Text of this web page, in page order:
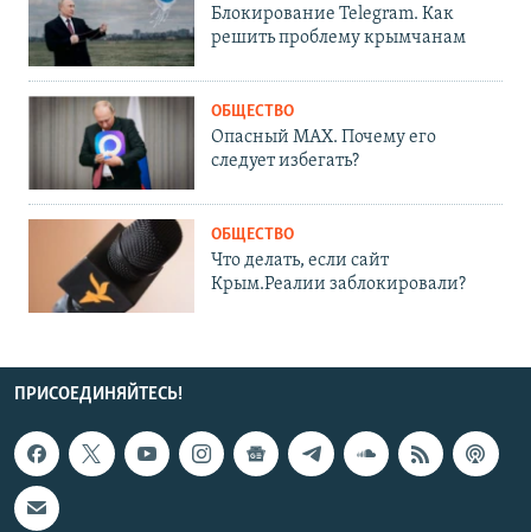
Блокирование Telegram. Как
решить проблему крымчанам
ОБЩЕСТВО
Опасный MAX. Почему его
следует избегать?
ОБЩЕСТВО
Что делать, если сайт
Крым.Реалии заблокировали?
ПРИСОЕДИНЯЙТЕСЬ!